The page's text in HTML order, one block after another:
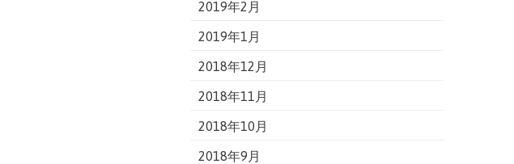
2019年2月
2019年1月
2018年12月
2018年11月
2018年10月
2018年9月